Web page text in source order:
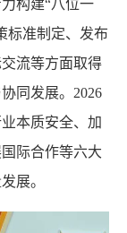
构建“八位一
标准制定、发布
流等方面取得
同发展。2026
本质安全、加
际合作等六大
展。